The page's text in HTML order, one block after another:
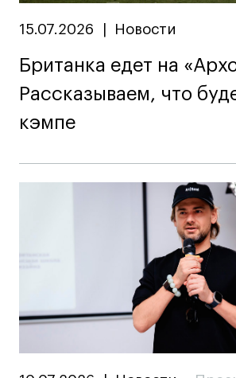
15.07.2026 Новости
Британка едет на
Рассказываем, что
кэмпе